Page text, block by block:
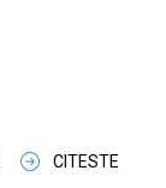
CITESTE